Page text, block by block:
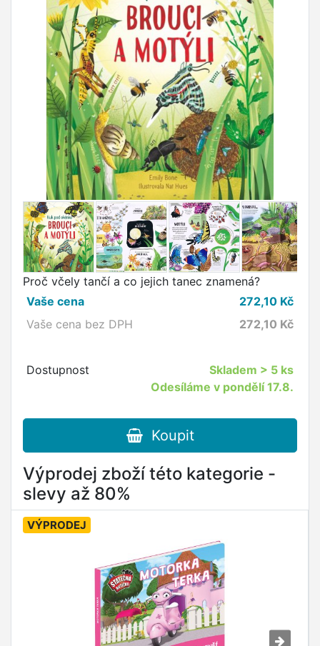
Proč včely tančí a co jejich tanec znamená?
Vaše cena
272,10 Kč
Vaše cena bez DPH
272,10 Kč
Dostupnost Skladem > 5 ks
Odesíláme v pondělí 17.8.
Koupit
Výprodej zboží této kategorie -
slevy až 80%
VÝPRODEJ